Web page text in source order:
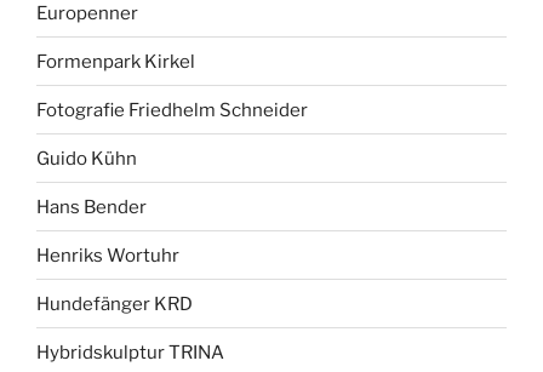
Europenner
Formenpark Kirkel
Fotografie Friedhelm Schneider
Guido Kühn
Hans Bender
Henriks Wortuhr
Hundefänger KRD
Hybridskulptur TRINA